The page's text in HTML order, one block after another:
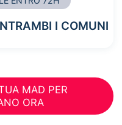
I COMUNI
MAD PER
ORA